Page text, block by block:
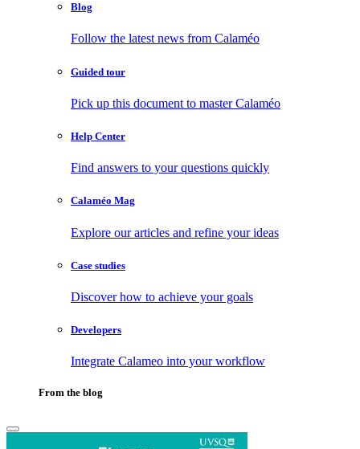
Blog
Follow the latest news from Calaméo
Guided tour
Pick up this document to master Calaméo
Help Center
Find answers to your questions quickly
Calaméo Mag
Explore our articles and refine your ideas
Case studies
Discover how to achieve your goals
Developers
Integrate Calameo into your workflow
From the blog